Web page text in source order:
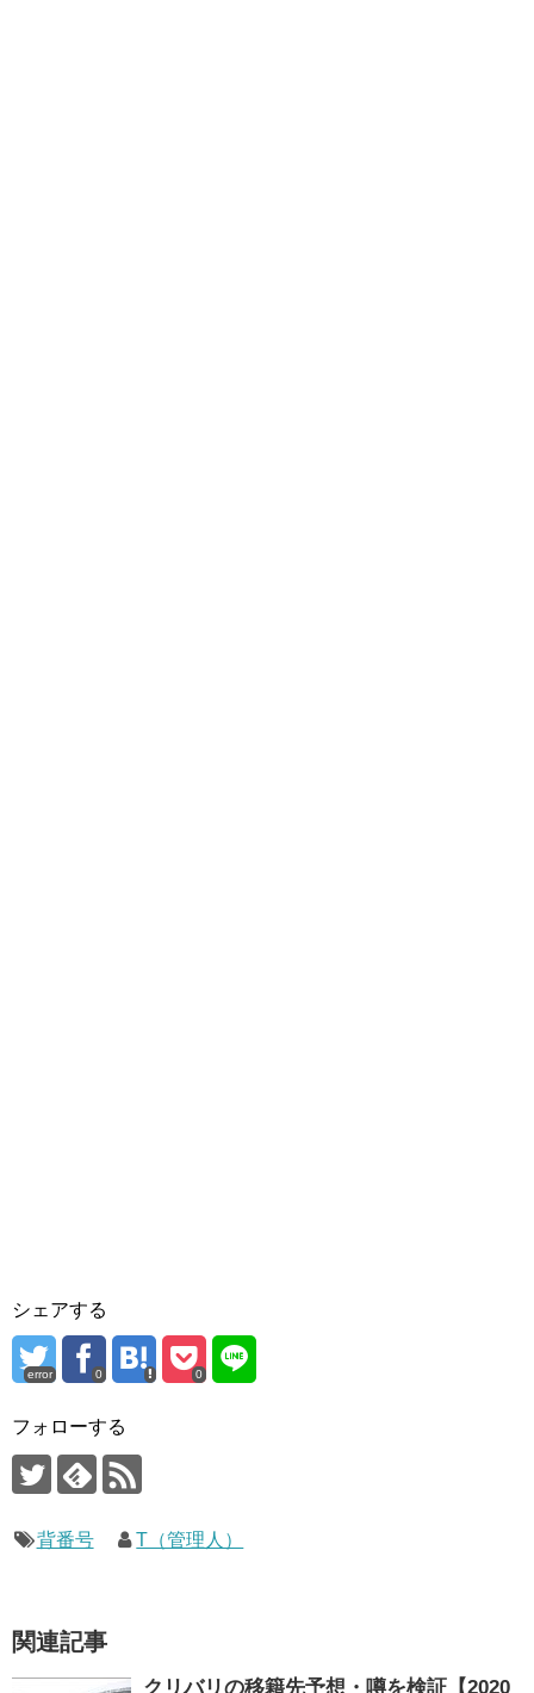
シェアする
error 0 0
フォローする
背番号 T（管理人）
関連記事
クリバリの移籍先予想・噂を検証【2020